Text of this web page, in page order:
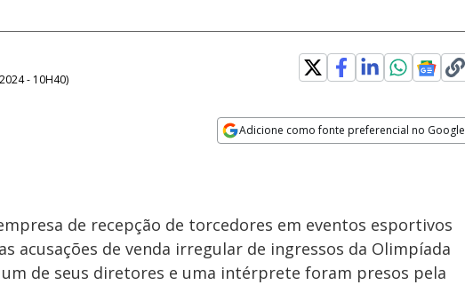
- 10H40)
Adicione como fonte preferencial no Google
empresa de recepção de torcedores em eventos esportivos
acusações de venda irregular de ingressos da Olimpíada
um de seus diretores e uma intérprete foram presos pela